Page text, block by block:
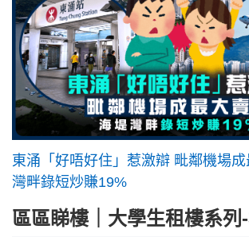
東涌「好唔好住」惹激辯 毗鄰機場
灣畔錄短炒賺19%
區區睇樓｜大學生租樓系列